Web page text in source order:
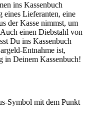
ins Kassenbuch
eines Lieferanten, eine
der Kasse nimmst, um
Auch einen Diebstahl von
Du ins Kassenbuch
-Entnahme ist,
in Deinem Kassenbuch!
-Symbol mit dem Punkt